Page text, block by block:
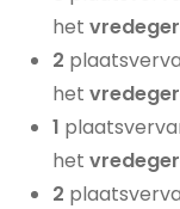
het
2
het
1
het
2